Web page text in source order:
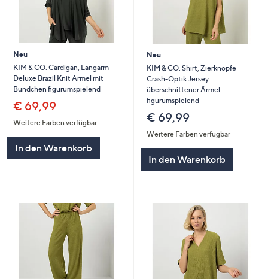
Neu
KIM & CO. Cardigan, Langarm
Deluxe Brazil Knit Ärmel mit
Bündchen figurumspielend
€ 69,99
Weitere Farben verfügbar
In den Warenkorb
Neu
KIM & CO. Shirt, Zierknöpfe
Crash-Optik Jersey
überschnittener Ärmel
figurumspielend
€ 69,99
Weitere Farben verfügbar
In den Warenkorb